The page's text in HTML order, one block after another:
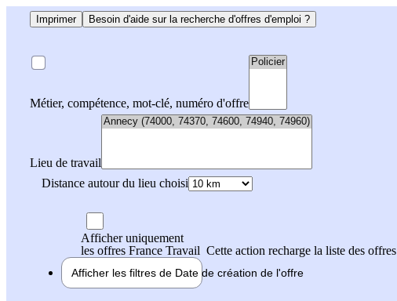
Imprimer Besoin d'aide sur la recherche d'offres d'emploi ?
Métier, compétence, mot-clé, numéro d'offre
Lieu de travail
Distance autour du lieu choisi
Afficher uniquement
les offres France Travail Cette action recharge la liste des offres
Afficher les filtres de Date de création de l'offre